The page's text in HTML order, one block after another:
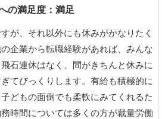
の満足度：満足
が、それ以外にも休みがかなりたく
企業から転職経験があれば、みんな
石連休はなく、間がきちんと休みに
てびっくりします。有給も積極的に
どもの面倒でも柔軟にみてくれるた
時間については多くの方が裁量労働